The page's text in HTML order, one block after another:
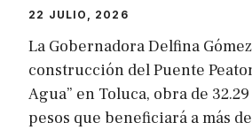
22 JULIO, 2026
La Gobernadora Delfina
construcción del Puente
Agua” en Toluca, obra de
pesos que beneficiará a más